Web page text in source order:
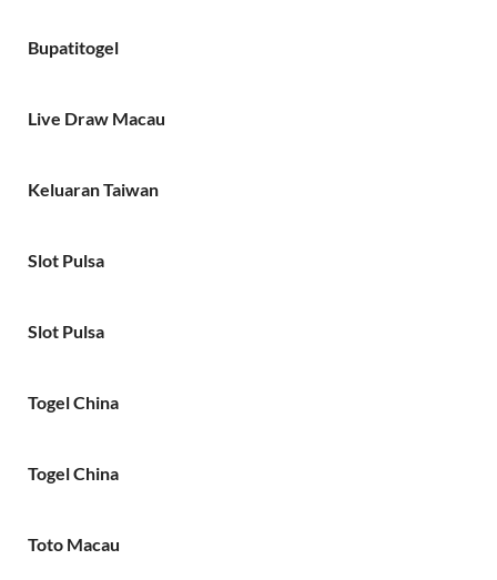
Bupatitogel
Live Draw Macau
Keluaran Taiwan
Slot Pulsa
Slot Pulsa
Togel China
Togel China
Toto Macau